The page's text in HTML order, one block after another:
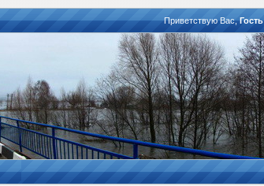
Приветствую Вас,Гость